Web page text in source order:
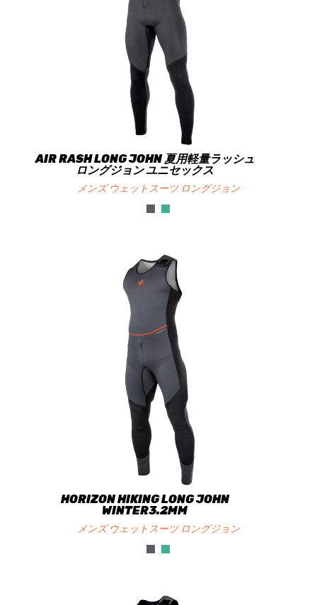
AIR RASH LONG JOHN 夏用軽量ラッシュ
ロングジョン ユニセックス
メンズ ウェットスーツ ロングジョン
HORIZON HIKING LONG JOHN
WINTER3.2MM
メンズ ウェットスーツ ロングジョン